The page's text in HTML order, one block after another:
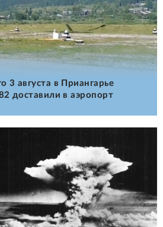
3 августа в Приангарье
доставили в аэропорт